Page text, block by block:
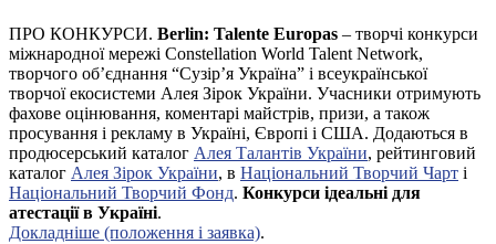
ПРО КОНКУРСИ. Berlin: Talente Europas – творчі конкурси
міжнародної мережі Constellation World Talent Network,
творчого об’єднання “Сузір’я Україна” і всеукраїнської
творчої екосистеми Алея Зірок України. Учасники отримують
фахове оцінювання, коментарі майстрів, призи, а також
просування і рекламу в Україні, Європі і США. Додаються в
продюсерський каталог Алея Талантів України, рейтинговий
каталог Алея Зірок України, в Національний Творчий Чарт і
Національний Творчий Фонд. Конкурси ідеальні для
атестації в Україні.
Докладніше (положення і заявка).